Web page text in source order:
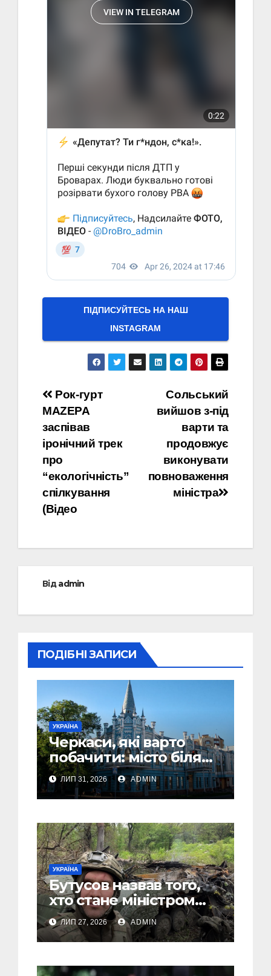
ПІДПИСУЙТЕСЬ НА НАШ
INSTAGRAM
Навігація
записів
Сольський
вийшов з-під
варти та
продовжує
виконувати
повноваження
міністра
Рок-гурт
MAZEPA
заспівав
іронічний трек
про
“екологічність”
спілкування
(Відео
Відadmin
ПОДІБНІ ЗАПИСИ
УКРАЇНА
Черкаси, які варто
побачити: місто біля
Дніпра, зелені парки
та місця з особливою
атмосферою
ЛИП 31, 2026 ADMIN
УКРАЇНА
Бутусов назвав того,
хто стане міністром
оборони України, і
пояснив, чому інакше
не може бути
ЛИП 27, 2026 ADMIN